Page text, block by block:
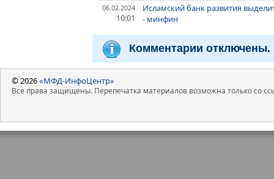
06.02.2024
10:01
Исламский банк развития
- минфин
Комментарии отключены.
© 2026«МФД-ИнфоЦентр»
Все права защищены. Перепечатка материалов возможна только со